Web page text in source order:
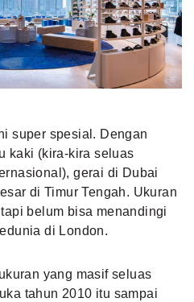
super spesial. Dengan
kaki (kira-kira seluas
gerai di Dubai
di Timur Tengah. Ukuran
belum bisa menandingi
di London.
yang masif seluas
tahun 2010 itu sampai